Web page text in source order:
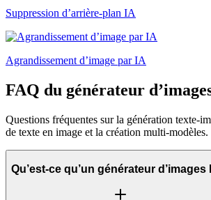
Suppression d’arrière-plan IA
Agrandissement d’image par IA
FAQ du générateur
Questions fréquentes sur la génération texte-
de texte en image et la création multi-modèles.
Qu’est-ce qu’un générateur d’images